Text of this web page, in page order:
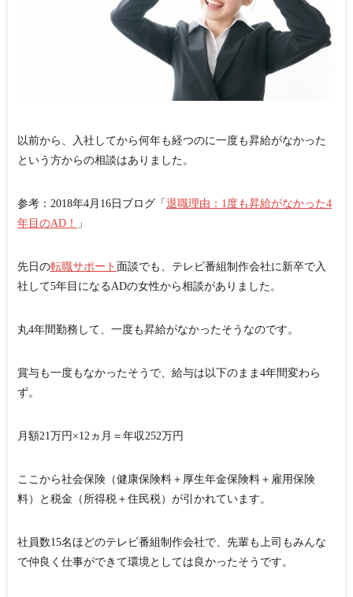
以前から、入社してから何年も経つのに一度も昇給がなかった
という方からの相談はありました。
参考：2018年4月16日ブログ「 退職理由：1度も昇給がなかった4
年目のAD！
」
先日の転職サポート 面談でも、テレビ番組制作会社に新卒で入
社して5年目になるADの女性から相談がありました。
丸4年間勤務して、一度も昇給がなかったそうなのです。
賞与も一度もなかったそうで、給与は以下のまま4年間変わら
ず。
月額21万円×12ヵ月＝年収252万円
ここから社会保険（健康保険料＋厚生年金保険料＋雇用保険
料）と税金（所得税＋住民税）が引かれています。
社員数15名ほどのテレビ番組制作会社で、先輩も上司もみんな
で仲良く仕事ができて環境としては良かったそうです。